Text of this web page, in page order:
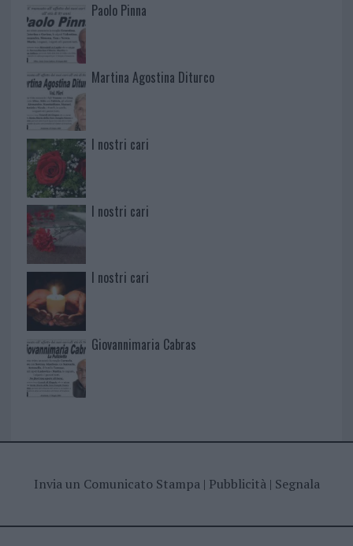
Paolo Pinna
Martina Agostina Diturco
I nostri cari
I nostri cari
I nostri cari
Giovannimaria Cabras
Invia un Comunicato Stampa| Pubblicità| Segnala